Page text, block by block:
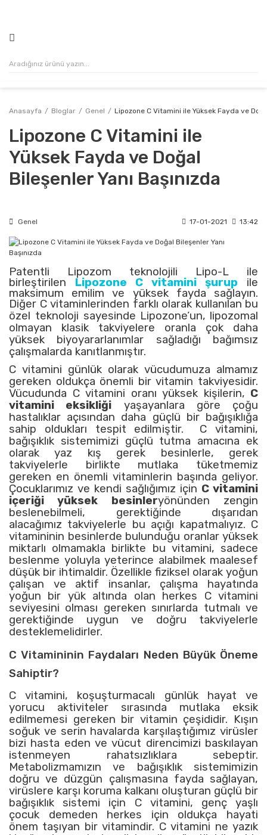
Anasayfa Bloglar Genel Lipozone C Vitamini ile Yüksek Fayda ve
Lipozone C Vitamini ile
Yüksek Fayda ve Doğal
Bileşenler Yanı Başınızda
Genel 17-01-2021 13:42
Patentli Lipozom teknolojili Lipo-L ile
birleştirilen Lipozone C vitamini şurup ile
maksimum emilim ve yüksek fayda sağlayın.
Diğer C vitaminlerinden farklı olarak kullanılan bu
özel teknoloji sayesinde Lipozone’un, lipozomal
olmayan klasik takviyelere oranla çok daha
yüksek biyoyararlanımlar sağladığı bağımsız
çalışmalarda kanıtlanmıştır.
C vitamini günlük olarak vücudumuza almamız
gereken oldukça önemli bir vitamin takviyesidir.
Vücudunda C vitamini oranı yüksek kişilerin, C
vitamini eksikliği yaşayanlara göre çoğu
hastalıklar açısından daha güçlü bir bağışıklığa
sahip oldukları tespit edilmiştir. C vitamini,
bağışıklık sistemimizi güçlü tutma amacına ek
olarak yaz kış gerek besinlerle, gerek
takviyelerle birlikte mutlaka tüketmemiz
gereken en önemli vitaminlerin başında geliyor.
Çocuklarımız ve kendi sağlığımız için C vitamini
içeriği yüksek besinleryönünden zengin
beslenebilmeli, gerektiğinde dışarıdan
alacağımız takviyelerle bu açığı kapatmalıyız. C
vitamininin besinlerde bulunduğu oranlar yüksek
miktarlı olmamakla birlikte bu vitamini, sadece
beslenme yoluyla yeterince alabilmek maalesef
düşük bir ihtimaldir. Özellikle fiziksel olarak yoğun
çalışan ve aktif insanlar, çalışma hayatında
yoğun bir yük altında olan herkes C vitamini
seviyesini olması gereken sınırlarda tutmalı ve
gerektiğinde uygun ve doğru takviyelerle
desteklemelidirler.
C Vitamininin Faydaları Neden Büyük Öneme
Sahiptir?
C vitamini, koşuşturmacalı günlük hayat ve
yorucu aktiviteler sırasında mutlaka eksik
edilmemesi gereken bir vitamin çeşididir. Kışın
soğuk ve serin havalarda karşılaştığımız virüsler
bizi hasta eden ve vücut direncimizi baskılayan
istenmeyen rahatsızlıklara sebeptir.
Metabolizmamızın ve bağışıklık sistemimizin
doğru ve düzgün çalışmasına fayda sağlayan,
virüslere karşı koruma kalkanı oluşturan güçlü bir
bağışıklık sistemi için C vitamini, genç yaşlı
çocuk demeden herkes için oldukça hayati
önem taşıyan bir vitamindir. C vitamini ne yazık